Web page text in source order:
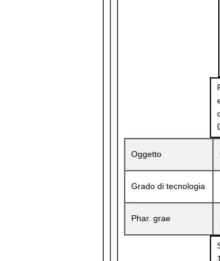
Oggetto
Grado di tecnologia
Phar. grae